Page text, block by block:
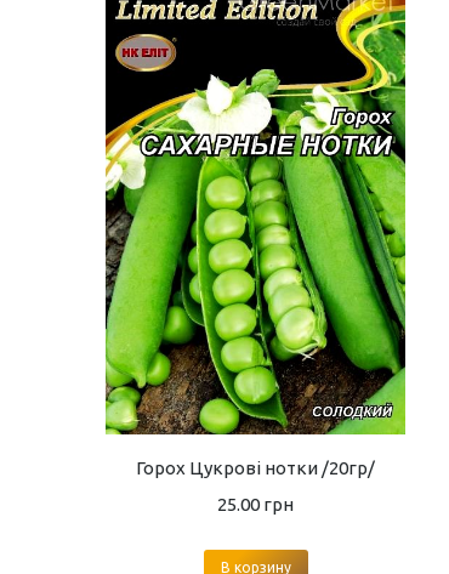
Горох Цукрові нотки /20гр/
25.00 грн
В корзину